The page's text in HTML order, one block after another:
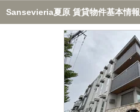
Sansevieria夏原 賃貸物件基本情報